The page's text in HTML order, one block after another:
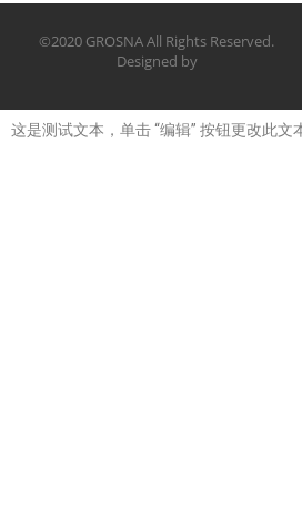
©2020 GROSNA All Rights Reserved.
Designed by
这是测试文本，单击 “编辑” 按钮更改此文